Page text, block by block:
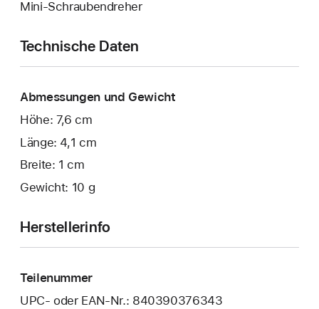
Mini-Schraubendreher
Technische Daten
Abmessungen und Gewicht
Höhe: 7,6 cm
Länge: 4,1 cm
Breite: 1 cm
Gewicht: 10 g
Herstellerinfo
Teilenummer
UPC- oder EAN-Nr.: 840390376343